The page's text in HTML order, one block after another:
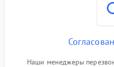
Наши менеджеры